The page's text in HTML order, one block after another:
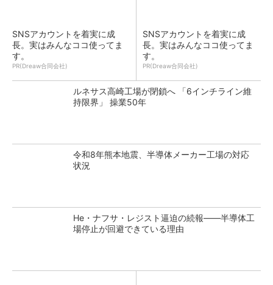
SNSアカウントを着実に成
長。実はみんなココ使ってま
す。
PR(Dreaw合同会社)
SNSアカウントを着実に成
長。実はみんなココ使ってま
す。
PR(Dreaw合同会社)
ルネサス高崎工場が閉鎖へ 「6インチライン維
持限界」 操業50年
令和8年熊本地震、半導体メーカー工場の対応
状況
He・ナフサ・レジスト逼迫の続報――半導体工
場停止が回避できている理由